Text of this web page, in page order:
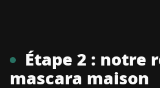
Étape 2 : notre
mascara maison